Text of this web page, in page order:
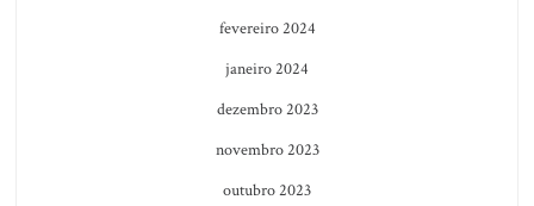
fevereiro 2024
janeiro 2024
dezembro 2023
novembro 2023
outubro 2023